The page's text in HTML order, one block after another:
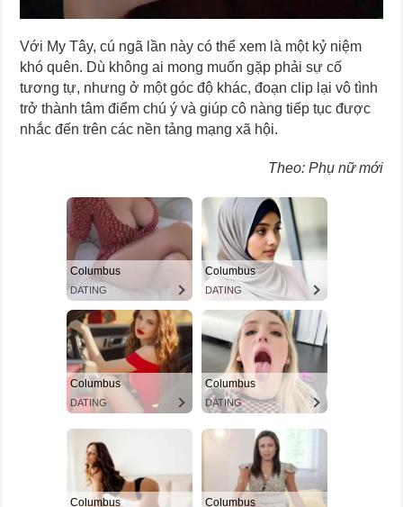
Với My Tây, cú ngã lần này có thể xem là một kỷ niệm
khó quên. Dù không ai mong muốn gặp phải sự cố
tương tự, nhưng ở một góc độ khác, đoạn clip lại vô tình
trở thành tâm điểm chú ý và giúp cô nàng tiếp tục được
nhắc đến trên các nền tảng mạng xã hội.
Theo: Phụ nữ mới